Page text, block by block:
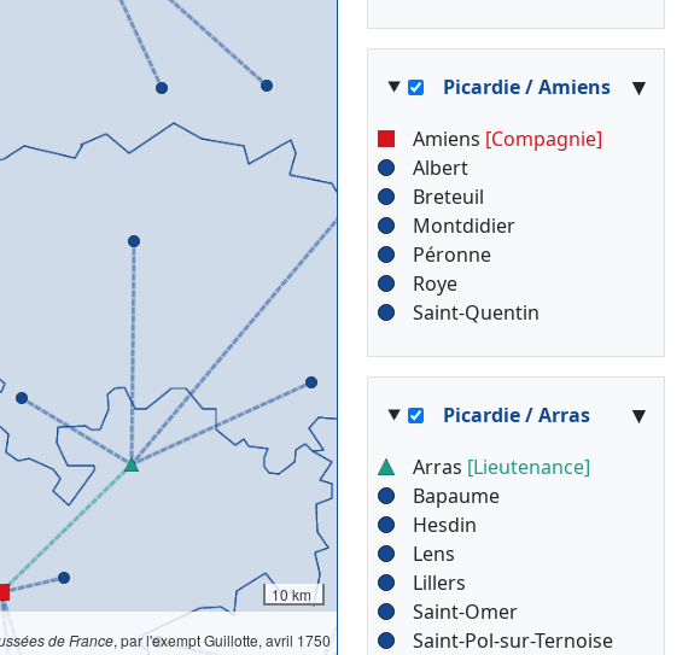
10 km
de France, par l'exempt Guillotte, avril 1750
Picardie / Amiens ▾
Amiens [Compagnie]
Albert
Breteuil
Montdidier
Péronne
Roye
Saint-Quentin
Picardie / Arras ▾
Arras [Lieutenance]
Bapaume
Hesdin
Lens
Lillers
Saint-Omer
Saint-Pol-sur-Ternoise